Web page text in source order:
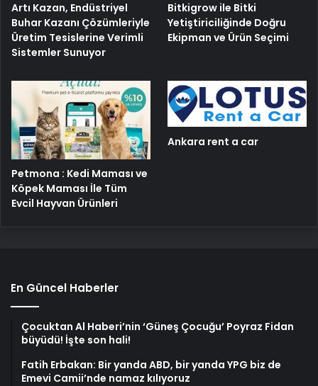
Artı Kazan, Endüstriyel
Buhar Kazanı Çözümleriyle
Üretim Tesislerine Verimli
Sistemler Sunuyor
Bitkigrow ile Bitki
Yetiştiriciliğinde Doğru
Ekipman ve Ürün Seçimi
Petmona : Kedi Maması ve
Köpek Maması İle Tüm
Evcil Hayvan Ürünleri
Ankara rent a car
En Güncel Haberler
Çocuktan Al Haberi’nin ‘Güneş Çocuğu’ Poyraz Fidan
büyüdü! İşte son hali!
Fatih Erbakan: Bir yanda ABD, bir yanda YPG biz de
Emevi Camii’nde namaz kılıyoruz